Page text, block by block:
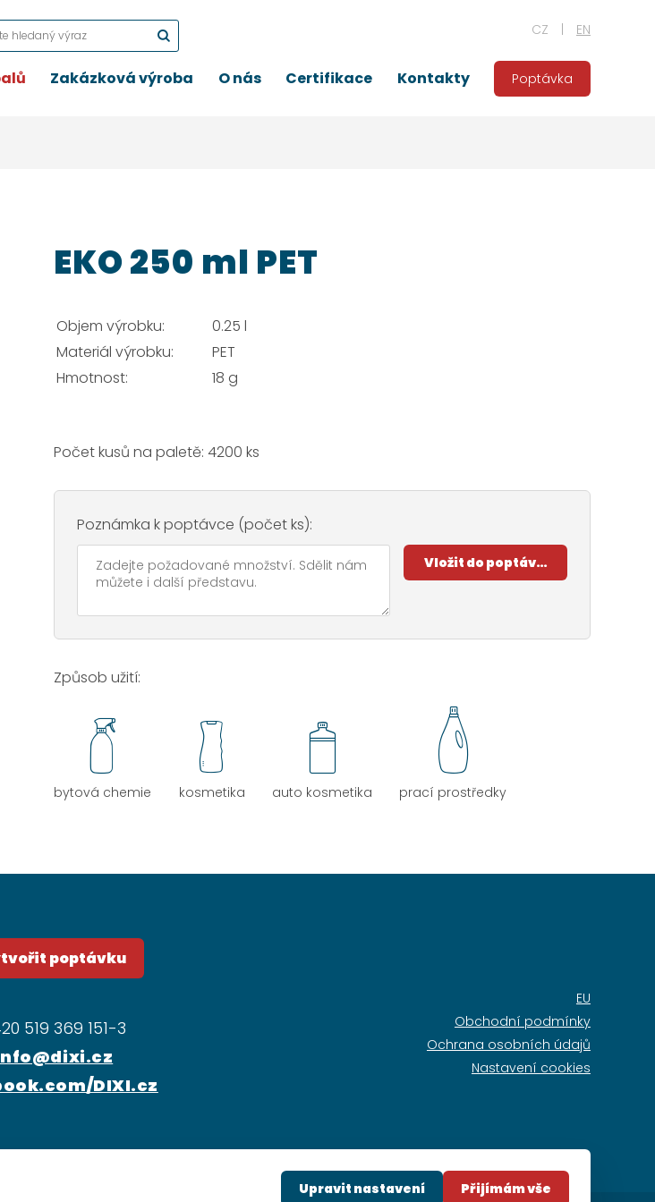
CZ EN
Zakázková výroba O nás Certifikace Kontakty Poptávka
EKO 250 ml PET
Objem výrobku:
0.25 l
Materiál výrobku:
PET
Hmotnost:
18 g
Počet kusů na paletě: 4200 ks
Poznámka k poptávce (počet ks):
Způsob užití:
bytová chemie kosmetika auto kosmetika prací prostředky
poptávku
519 369 151-3
DIXI.cz
EU
Obchodní podmínky
Ochrana osobních údajů
Nastavení cookies
Upravit nastavení Přijímám vše